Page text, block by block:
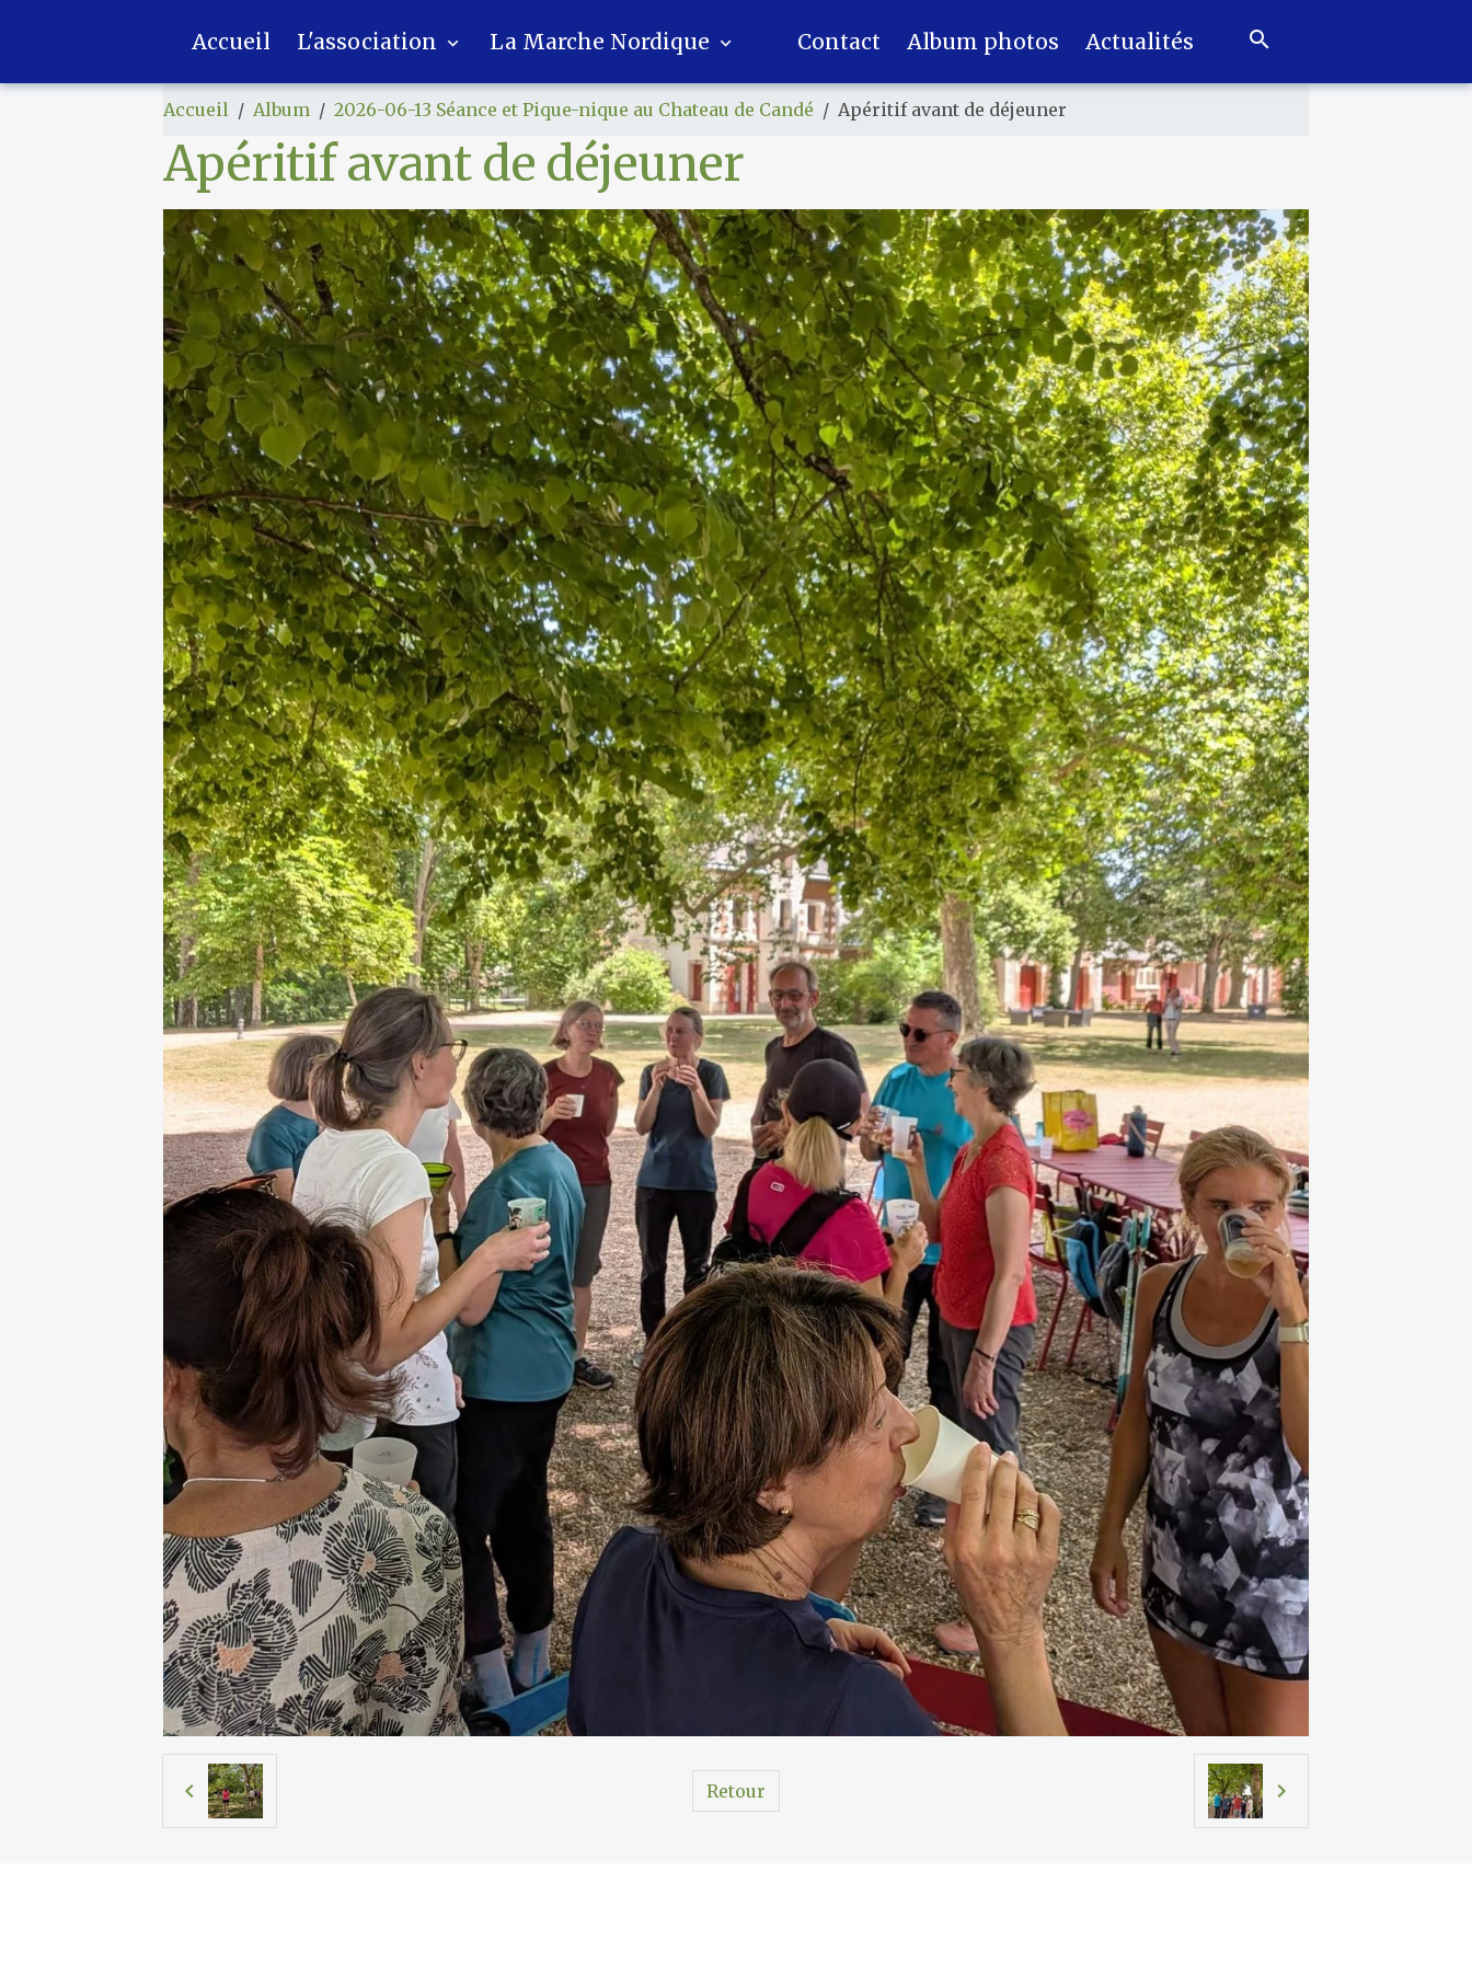
Accueil L'association La Marche Nordique Contact Album photos Actualités
Accueil Album 2026-06-13 Séance et Pique-nique au Chateau de Candé Apéritif avant de déjeuner
Apéritif avant de déjeuner
Retour